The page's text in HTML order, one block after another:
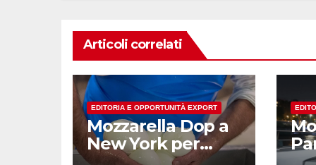
Articoli correlati
EDITORIA E OPPORTUNITÀ EXPORT
Mozzarella Dop a
New York per